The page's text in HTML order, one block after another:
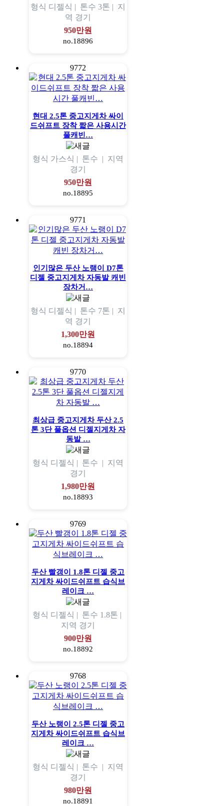
형식 디젤식 | 톤수 3톤 | 지
역 경기
950만원
no.18896
9772
현대 2.5톤 중고지게차 싸이
드쉬프트 장착 짧은 사용시간
풀캐빈…
형식 가스식 | 톤수 | 지역
경기
950만원
no.18895
9771
인기많은 두산 노랭이 D7톤
디젤 중고지게차 자동발 캐빈
장차거…
형식 디젤식 | 톤수 7톤 | 지
역 경기
1,300만원
no.18894
9770
최상급 중고지게차 두산 2.5
톤 3단 풀옵션 디젤지게차 자
동발 …
형식 디젤식 | 톤수 | 지역
경기
1,980만원
no.18893
9769
두산 빨갱이 1.8톤 디젤 중고
지게차 싸이드쉬프트 습식브
레이크 …
형식 디젤식 | 톤수 1.8톤 |
지역 경기
900만원
no.18892
9768
두산 노랭이 2.5톤 디젤 중고
지게차 싸이드쉬프트 습식브
레이크 …
형식 디젤식 | 톤수 | 지역
경기
980만원
no.18891